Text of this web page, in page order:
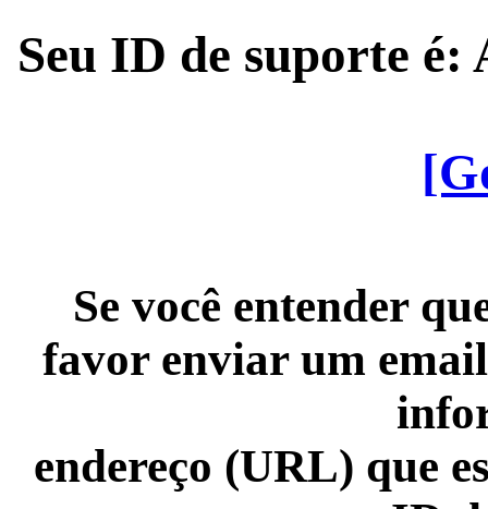
Seu ID de suporte é:
Se você entender
favor enviar um
endereço (URL) que